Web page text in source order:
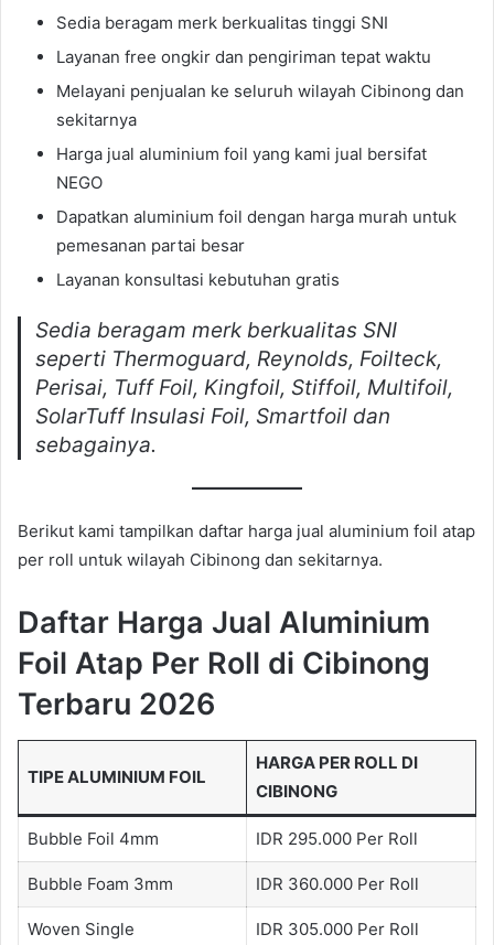
Sedia beragam merk berkualitas tinggi SNI
Layanan free ongkir dan pengiriman tepat waktu
Melayani penjualan ke seluruh wilayah Cibinong dan
sekitarnya
Harga jual aluminium foil yang kami jual bersifat
NEGO
Dapatkan aluminium foil dengan harga murah untuk
pemesanan partai besar
Layanan konsultasi kebutuhan gratis
Sedia beragam merk berkualitas SNI
seperti Thermoguard, Reynolds, Foilteck,
Perisai, Tuff Foil, Kingfoil, Stiffoil, Multifoil,
SolarTuff Insulasi Foil, Smartfoil dan
sebagainya.
Berikut kami tampilkan daftar harga jual aluminium foil atap
per roll untuk wilayah Cibinong dan sekitarnya.
Daftar Harga Jual Aluminium
Foil Atap Per Roll di Cibinong
Terbaru 2026
TIPE ALUMINIUM FOIL
HARGA PER ROLL DI
CIBINONG
Bubble Foil 4mm IDR 295.000 Per Roll
Bubble Foam 3mm IDR 360.000 Per Roll
Woven Single IDR 305.000 Per Roll